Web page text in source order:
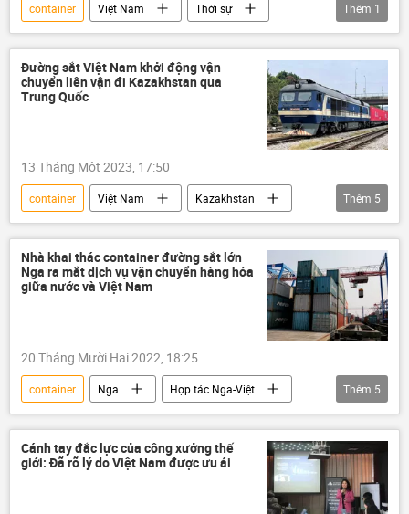
container Việt Nam
Thời sự
Thành phố Hồ Chí Minh
Thêm 1
Đường sắt Việt Nam khởi động vận
chuyển liên vận đi Kazakhstan qua
Trung Quốc
13 Tháng Một 2023, 17:50
container Việt Nam
Kazakhstan
Trung Quốc
logistics
đường sắt
ASEAN
quan hệ thương mại
Thêm 5
Nhà khai thác container đường sắt lớn
Nga ra mắt dịch vụ vận chuyển hàng hóa
giữa nước và Việt Nam
20 Tháng Mười Hai 2022, 18:25
container Nga
Hợp tác Nga-Việt
Việt Nam
Kinh doanh
Kinh tế
đường sắt
vận chuyển
Thêm 5
Cánh tay đắc lực của công xưởng thế
giới: Đã rõ lý do Việt Nam được ưu ái